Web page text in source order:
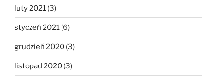
luty 2021 (3)
styczeń 2021 (6)
grudzień 2020 (3)
listopad 2020 (3)